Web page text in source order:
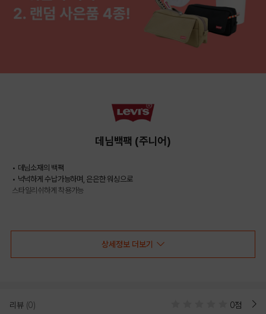
데님백팩 (주니어)
• 데님소재의 백팩
• 넉넉하게 수납가능하며, 은은한 워싱으로
스타일리쉬하게 착용가능
상세정보 더보기
리뷰 (0) 0점